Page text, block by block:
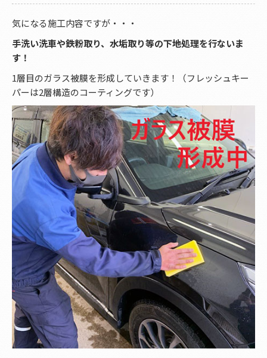
気になる施工内容ですが・・・
手洗い洗車や鉄粉取り、水垢取り等の下地処理を行ないま
す！
1層目のガラス被膜を形成していきます！（フレッシュキー
パーは2層構造のコーティングです）